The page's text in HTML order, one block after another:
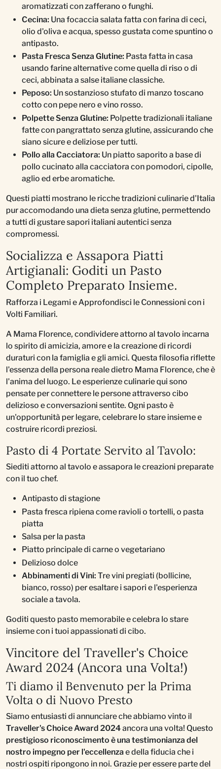
aromatizzati con zafferano o funghi.
Cecina: Una focaccia salata fatta con farina di ceci,
olio d'oliva e acqua, spesso gustata come spuntino o
antipasto.
Pasta Fresca Senza Glutine: Pasta fatta in casa
usando farine alternative come quella di riso o di
ceci, abbinata a salse italiane classiche.
Peposo: Un sostanzioso stufato di manzo toscano
cotto con pepe nero e vino rosso.
Polpette Senza Glutine: Polpette tradizionali italiane
fatte con pangrattato senza glutine, assicurando che
siano sicure e deliziose per tutti.
Pollo alla Cacciatora: Un piatto saporito a base di
pollo cucinato alla cacciatora con pomodori, cipolle,
aglio ed erbe aromatiche.
Questi piatti mostrano le ricche tradizioni culinarie d'Italia
pur accomodando una dieta senza glutine, permettendo
a tutti di gustare sapori italiani autentici senza
compromessi.
Socializza e Assapora Piatti
Artigianali: Goditi un Pasto
Completo Preparato Insieme.
Rafforza i Legami e Approfondisci le Connessioni con i
Volti Familiari.
A Mama Florence, condividere attorno al tavolo incarna
lo spirito di amicizia, amore e la creazione di ricordi
duraturi con la famiglia e gli amici. Questa filosofia riflette
l'essenza della persona reale dietro Mama Florence, che è
l'anima del luogo. Le esperienze culinarie qui sono
pensate per connettere le persone attraverso cibo
delizioso e conversazioni sentite. Ogni pasto è
un'opportunità per legare, celebrare lo stare insieme e
costruire ricordi preziosi.
Pasto di 4 Portate Servito al Tavolo:
Siediti attorno al tavolo e assapora le creazioni preparate
con il tuo chef.
Antipasto di stagione
Pasta fresca ripiena come ravioli o tortelli, o pasta
piatta
Salsa per la pasta
Piatto principale di carne o vegetariano
Delizioso dolce
Abbinamenti di Vini: Tre vini pregiati (bollicine,
bianco, rosso) per esaltare i sapori e l'esperienza
sociale a tavola.
Goditi questo pasto memorabile e celebra lo stare
insieme con i tuoi appassionati di cibo.
Vincitore del Traveller's Choice
Award 2024 (Ancora una Volta!)
Ti diamo il Benvenuto per la Prima
Volta o di Nuovo Presto
Siamo entusiasti di annunciare che abbiamo vinto il
Traveller's Choice Award 2024ancora una volta! Questo
prestigioso riconoscimento è una testimonianza del
nostro impegno per l'eccellenza e della fiducia che i
nostri ospiti ripongono in noi. Grazie per essere parte del